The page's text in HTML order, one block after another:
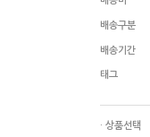
배송구분
배송기간
태그
· 상품선택